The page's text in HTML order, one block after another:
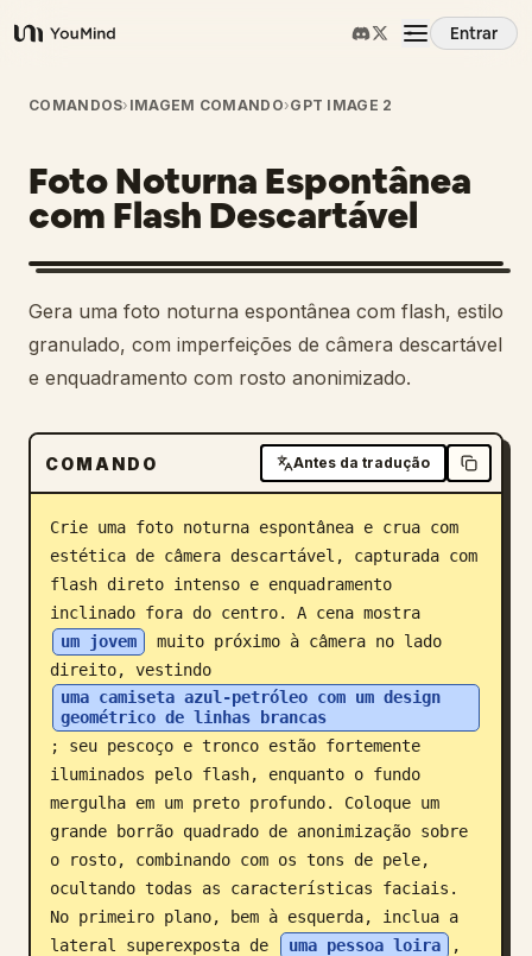
YouMind
Entrar
Visão Geral
Casos de Uso
Habilidades
Prompts
Baixar
Blog
Atualizações
COMANDOS› IMAGEM COMANDO›GPT IMAGE 2
Foto Noturna Espontânea
com Flash Descartável
Gera uma foto noturna espontânea com flash, estilo
granulado, com imperfeições de câmera descartável
e enquadramento com rosto anonimizado.
COMANDO Antes da tradução
Crie uma foto noturna espontânea e crua com
estética de câmera descartável, capturada com
flash direto intenso e enquadramento
inclinado fora do centro. A cena mostra
um jovem
muito próximo à câmera no lado
direito, vestindo
uma camiseta azul-petróleo com um design
geométrico de linhas brancas
; seu pescoço e tronco estão fortemente
iluminados pelo flash, enquanto o fundo
mergulha em um preto profundo. Coloque um
grande borrão quadrado de anonimização sobre
o rosto, combinando com os tons de pele,
ocultando todas as características faciais.
No primeiro plano, bem à esquerda, inclua a
lateral superexposta de
uma pessoa loira
,